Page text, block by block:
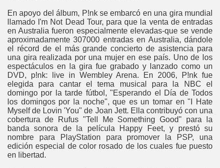
En apoyo del álbum, P!nk se embarcó en una gira mundial
llamado I'm Not Dead Tour, para que la venta de entradas
en Australia fueron especialmente elevadas-que se vende
aproximadamente 307000 entradas en Australia, dándole
el récord de el más grande concierto de asistencia para
una gira realizada por una mujer en ese país. Uno de los
espectáculos en la gira fue grabado y lanzado como un
DVD, p!nk: live in Wembley Arena. En 2006, P!nk fue
elegida para cantar el tema musical para la NBC el
domingo por la tarde fútbol, "Esperando el Día de Todos
los domingos por la noche", que es un tomar en "I Hate
Myself de Lovin 'You" de Joan Jett. Ella contribuyó con una
cobertura de Rufus "Tell Me Something Good" para la
banda sonora de la película Happy Feet, y prestó su
nombre para PlayStation para promover la PSP, una
edición especial de color rosado de los cuales fue puesto
en libertad.